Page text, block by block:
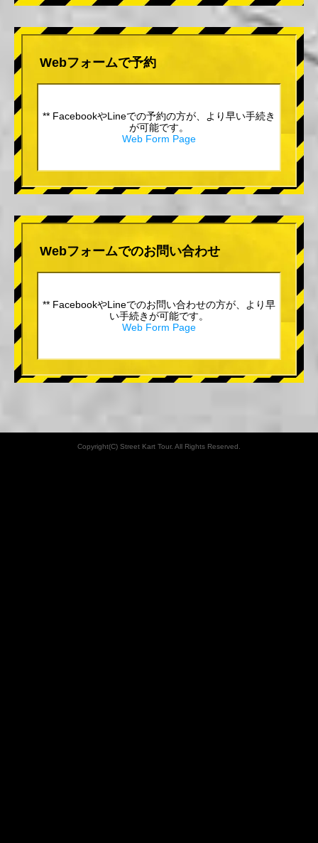
Webフォームで予約
** FacebookやLineでの予約の方が、より早い手続き
が可能です。
Web Form Page
Webフォームでのお問い合わせ
** FacebookやLineでのお問い合わせの方が、より早
い手続きが可能です。
Web Form Page
Copyright(C) Street Kart Tour. All Rights Reserved.